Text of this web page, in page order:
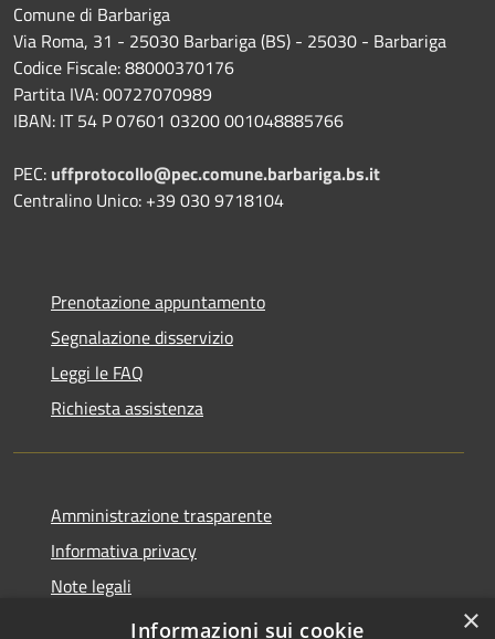
Comune di Barbariga
Via Roma, 31 - 25030 Barbariga (BS) - 25030 - Barbariga
Codice Fiscale: 88000370176
Partita IVA: 00727070989
IBAN: IT 54 P 07601 03200 001048885766
PEC: uffprotocollo@pec.comune.barbariga.bs.it
Centralino Unico: +39 030 9718104
Prenotazione appuntamento
Segnalazione disservizio
Leggi le FAQ
Richiesta assistenza
Amministrazione trasparente
Informativa privacy
Note legali
Dichiarazione di accessibilità
×
Informazioni sui cookie